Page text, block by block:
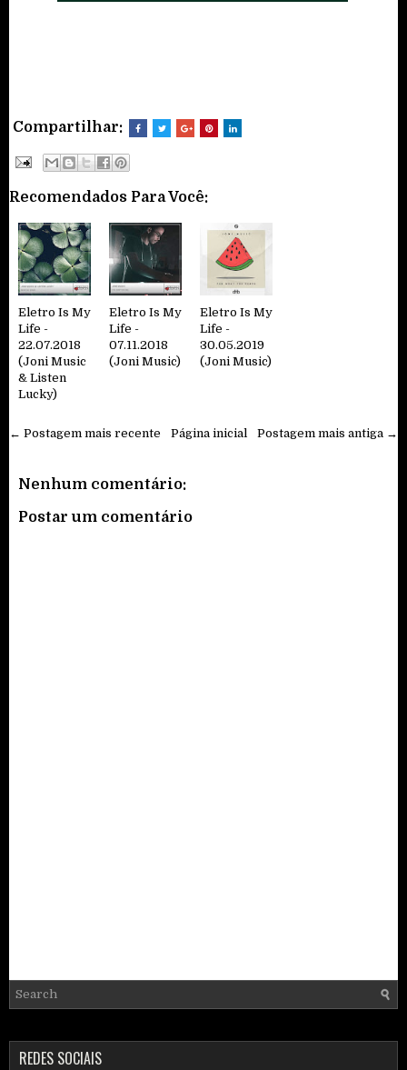
Compartilhar:
Recomendados Para Você:
Eletro Is My
Life -
22.07.2018
(Joni Music
& Listen
Lucky)
Eletro Is My
Life -
07.11.2018
(Joni Music)
Eletro Is My
Life -
30.05.2019
(Joni Music)
← Postagem mais recente Postagem mais antiga →
Página inicial
Nenhum comentário:
Postar um comentário
REDES SOCIAIS